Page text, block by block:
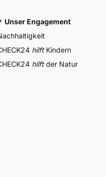
Unser Engagement
hilftKindern
hilftder Natur